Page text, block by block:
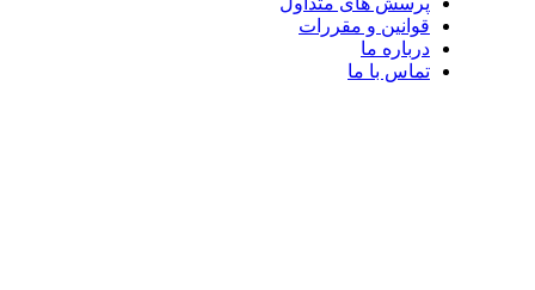
قوانین و مقررات
درباره ما
تماس با ما